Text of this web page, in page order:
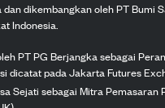
dikembangkan oleh PT
Indonesia.
PT PG Berjangka sebagai
dicatat pada Jakarta Futures
Sejati sebagai Mitra